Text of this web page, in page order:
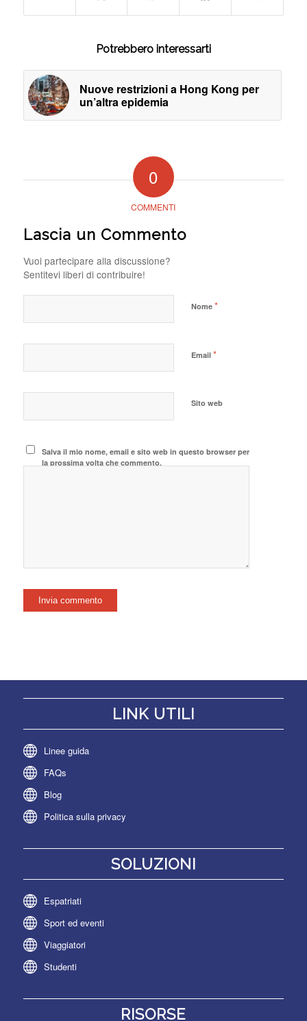
Potrebbero interessarti
Nuove restrizioni a Hong Kong per
un’altra epidemia
0
COMMENTI
Lascia un Commento
Vuoi partecipare alla discussione?
Sentitevi liberi di contribuire!
Nome *
Email *
Sito web
Salva il mio nome, email e sito web in questo browser per
la prossima volta che commento.
LINK UTILI
Linee guida
FAQs
Blog
Politica sulla privacy
SOLUZIONI
Espatriati
Sport ed eventi
Viaggiatori
Studenti
RISORSE